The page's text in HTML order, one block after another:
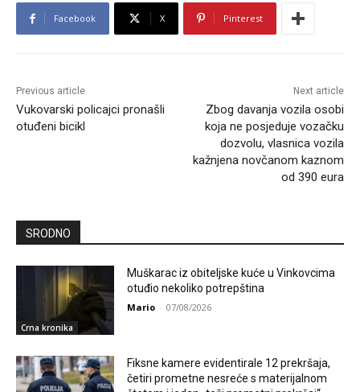
Facebook X Pinterest
Previous article
Vukovarski policajci pronašli
otuđeni bicikl
Next article
Zbog davanja vozila osobi
koja ne posjeduje vozačku
dozvolu, vlasnica vozila
kažnjena novčanom kaznom
od 390 eura
SRODNO
Crna kronika
Muškarac iz obiteljske kuće u Vinkovcima
otuđio nekoliko potrepština
Mario - 07/08/2026
Fiksne kamere evidentirale 12 prekršaja,
četiri prometne nesreće s materijalnom